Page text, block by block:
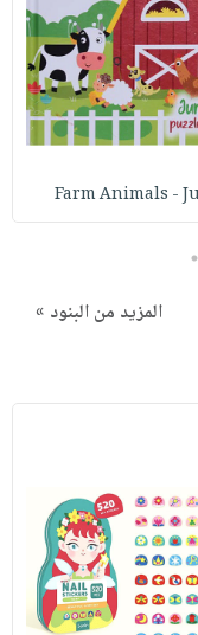
Farm Animals -
5
المزيد من البنود »